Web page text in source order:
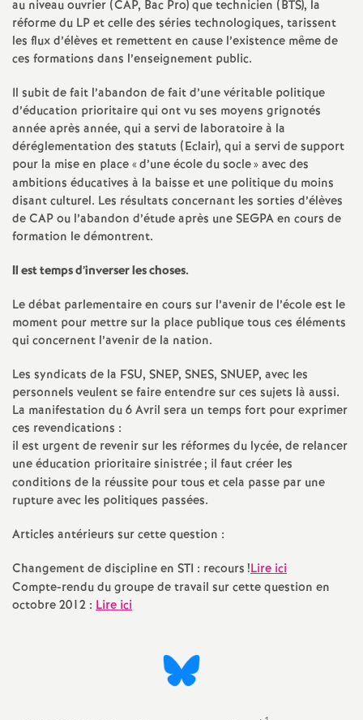
o
u
r
s
au niveau ouvrier (CAP, Bac Pro) que technicien (BTS), la
réforme du LP et celle des séries technologiques, tarissent
les flux d’élèves et remettent en cause l’existence même de
ces formations dans l’enseignement public.
Il subit de fait l’abandon de fait d’une véritable politique
d’éducation prioritaire qui ont vu ses moyens grignotés
année après année, qui a servi de laboratoire à la
déréglementation des statuts (Eclair), qui a servi de support
pour la mise en place «d’une école du socle» avec des
ambitions éducatives à la baisse et une politique du moins
disant culturel. Les résultats concernant les sorties d’élèves
de CAP ou l’abandon d’étude après une SEGPA en cours de
formation le démontrent.
Il est temps d’inverser les choses.
Le débat parlementaire en cours sur l’avenir de l’école est le
moment pour mettre sur la place publique tous ces éléments
qui concernent l’avenir de la nation.
Les syndicats de la FSU, SNEP, SNES, SNUEP, avec les
personnels veulent se faire entendre sur ces sujets là aussi.
La manifestation du 6 Avril sera un temps fort pour exprimer
ces revendications :
il est urgent de revenir sur les réformes du lycée, de relancer
une éducation prioritaire sinistrée; il faut créer les
conditions de la réussite pour tous et cela passe par une
rupture avec les politiques passées.
Articles antérieurs sur cette question :
Changement de discipline en STI : recours !Lire ici
Compte-rendu du groupe de travail sur cette question en
octobre 2012 : Lire ici